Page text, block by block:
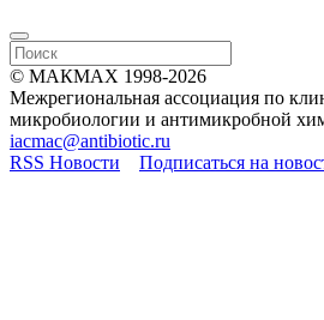
© МАКМАХ 1998-2026
Межрегиональная ассоциация по
микробиологии и антимикробной
iacmac@antibiotic.ru
RSS Новости
Подписаться на